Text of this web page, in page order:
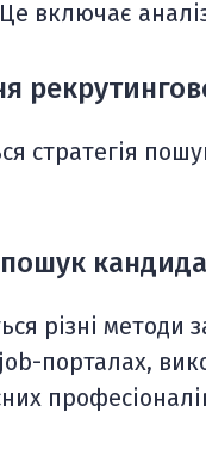
включає
стратегія
різні методи
порталах,